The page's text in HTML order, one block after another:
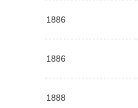
1886
1886
1888